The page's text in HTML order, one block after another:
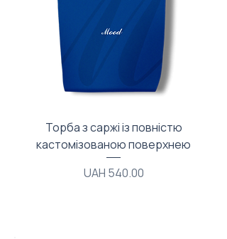
Торба з саржі із повністю
кастомізованою поверхнею
Price
UAH 540.00